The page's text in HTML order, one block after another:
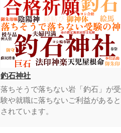
釣石神社
落ちそうで落ちない岩「釣石」が受
験や就職に落ちないご利益があると
されています。